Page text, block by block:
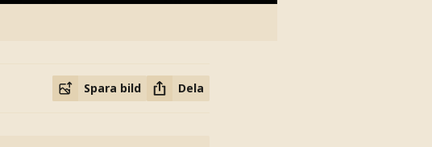
Spara bild Dela